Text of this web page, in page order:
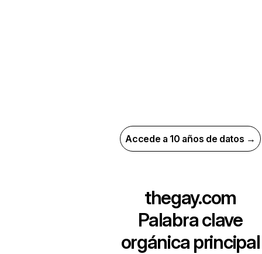
Accede a 10 años de datos →
thegay.com
Palabra clave
orgánica principal